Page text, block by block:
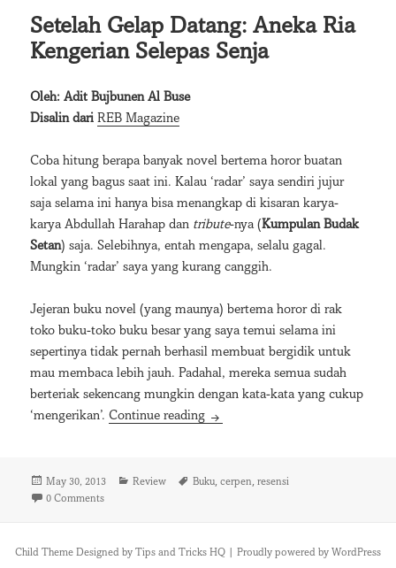
Setelah Gelap Datang: Aneka Ria
Kengerian Selepas Senja
Oleh: Adit Bujbunen Al Buse
Disalin dari REB Magazine
Coba hitung berapa banyak novel bertema horor buatan
lokal yang bagus saat ini. Kalau ‘radar’ saya sendiri jujur
saja selama ini hanya bisa menangkap di kisaran karya-
karya Abdullah Harahap dan tribute-nya (Kumpulan Budak
Setan) saja. Selebihnya, entah mengapa, selalu gagal.
Mungkin ‘radar’ saya yang kurang canggih.
Jejeran buku novel (yang maunya) bertema horor di rak
toko buku-toko buku besar yang saya temui selama ini
sepertinya tidak pernah berhasil membuat bergidik untuk
mau membaca lebih jauh. Padahal, mereka semua sudah
berteriak sekencang mungkin dengan kata-kata yang cukup
‘mengerikan’.Continue reading Setelah Gelap Datang: Aneka
Posted
on
May 30, 2013 Categories
Review Tags
Buku,cerpen,resensi
0 Comments
Child Theme Designed by Tips and Tricks HQ Proudly powered by WordPress